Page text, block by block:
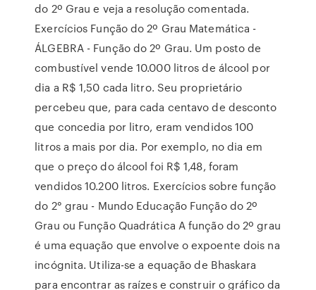
do 2º Grau e veja a resolução comentada.
Exercícios Função do 2º Grau Matemática -
ÁLGEBRA - Função do 2º Grau. Um posto de
combustível vende 10.000 litros de álcool por
dia a R$ 1,50 cada litro. Seu proprietário
percebeu que, para cada centavo de desconto
que concedia por litro, eram vendidos 100
litros a mais por dia. Por exemplo, no dia em
que o preço do álcool foi R$ 1,48, foram
vendidos 10.200 litros. Exercícios sobre função
do 2° grau - Mundo Educação Função do 2º
Grau ou Função Quadrática A função do 2º grau
é uma equação que envolve o expoente dois na
incógnita. Utiliza-se a equação de Bhaskara
para encontrar as raízes e construir o gráfico da